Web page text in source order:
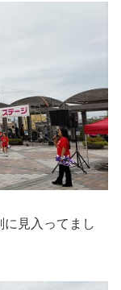
見入ってまし